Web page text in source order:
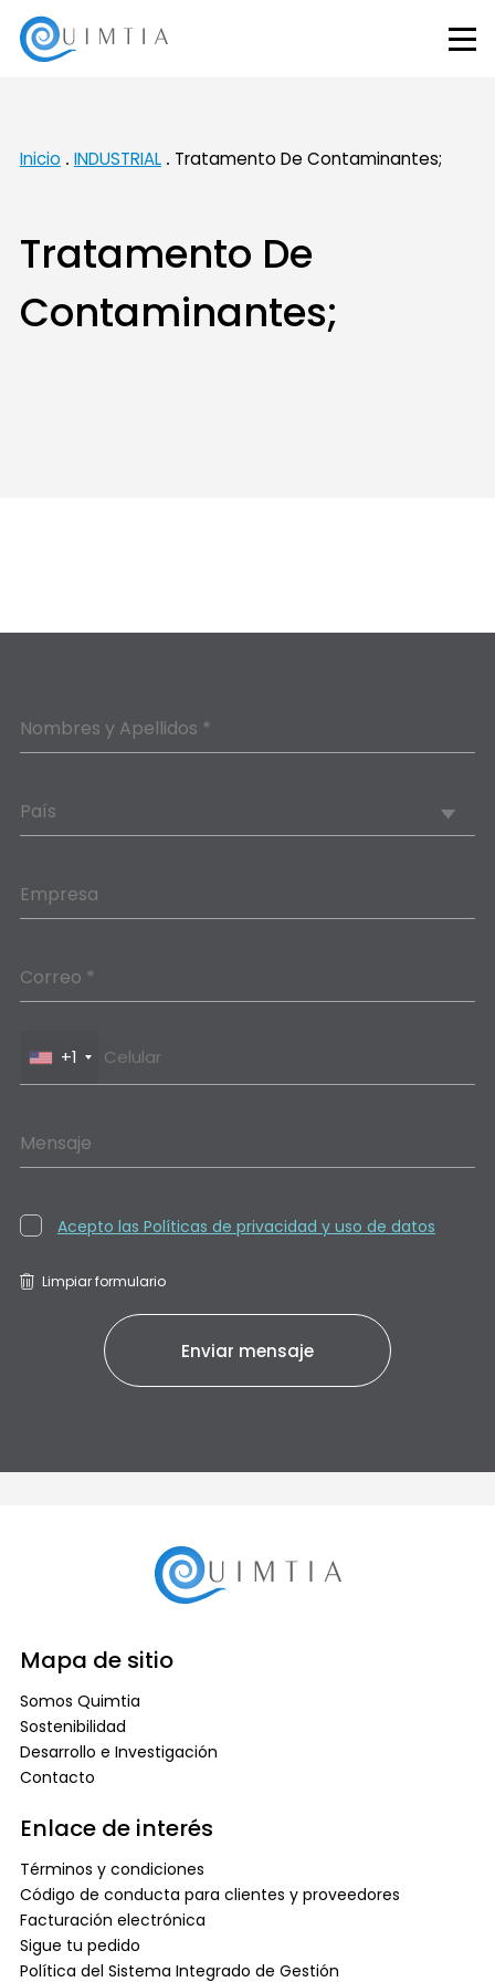
Inicio INDUSTRIAL Tratamento De Contaminantes;
Tratamento De
Contaminantes;
Nombres y Apellidos *
País
Empresa
Correo *
+1
Mensaje
Acepto las Políticas de privacidad y uso de datos
Limpiar formulario
Mapa de sitio
Somos Quimtia
Sostenibilidad
Desarrollo e Investigación
Contacto
Enlace de interés
Términos y condiciones
Código de conducta para clientes y proveedores
Facturación electrónica
Sigue tu pedido
Política del Sistema Integrado de Gestión